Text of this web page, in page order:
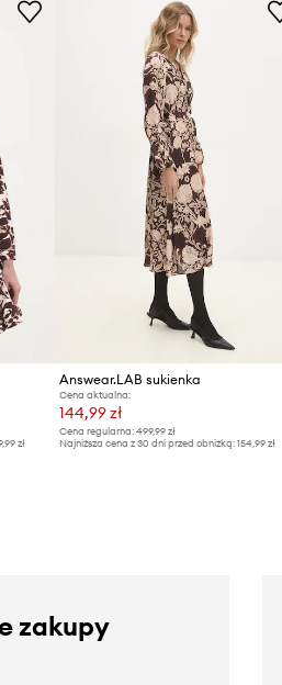
zł
Answear.LAB sukienka
Cena aktualna:
144,99 zł
Cena regularna: 499,99 zł
Najniższa cena z 30 dni przed obniżką: 154,99 zł
zakupy